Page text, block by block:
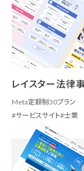
レイスター法律
Meta定額制30プラン
サービスサイト 士業